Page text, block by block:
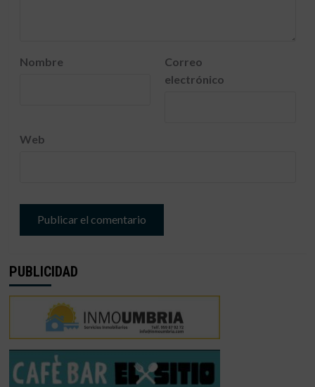
Nombre
Correo
electrónico
Web
PUBLICIDAD